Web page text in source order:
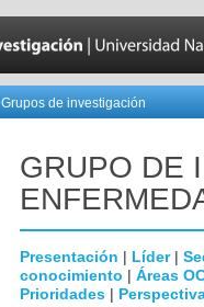
Grupos de investigación
GRUPO DE
Presentación | Líder|
conocimiento | Áreas
Prioridades |